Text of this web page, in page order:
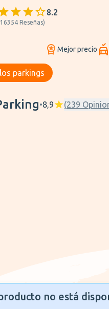
8.2
16354 Reseñas)
Mejor precio
parkings
•8,9 (239
no está